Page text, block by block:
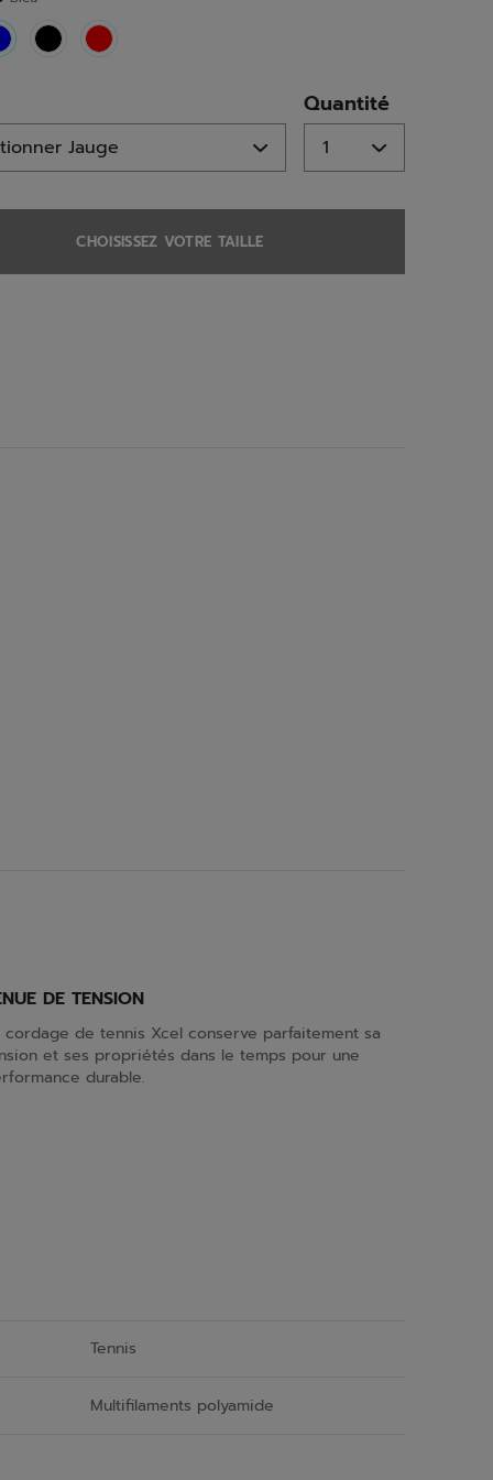
Quantité
CHOISISSEZ VOTRE TAILLE
DE TENSION
cordage de tennis Xcel conserve parfaitement sa
et ses propriétés dans le temps pour une
durable.
Tennis
Multifilaments polyamide